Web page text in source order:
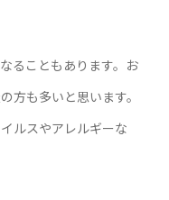
ることもあります。お
方も多いと思います。
ルスやアレルギーな